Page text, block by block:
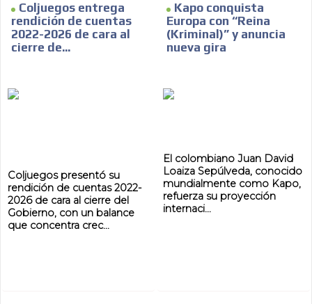
Coljuegos entrega
rendición de cuentas
2022-2026 de cara al
cierre de...
Coljuegos presentó su
rendición de cuentas 2022-
2026 de cara al cierre del
Gobierno, con un balance
que concentra crec...
Kapo conquista
Europa con “Reina
(Kriminal)” y anuncia
nueva gira
El colombiano Juan David
Loaiza Sepúlveda, conocido
mundialmente como Kapo,
refuerza su proyección
internaci...